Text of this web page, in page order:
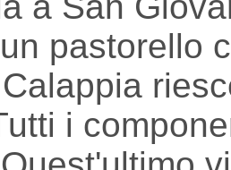
pastorello
i